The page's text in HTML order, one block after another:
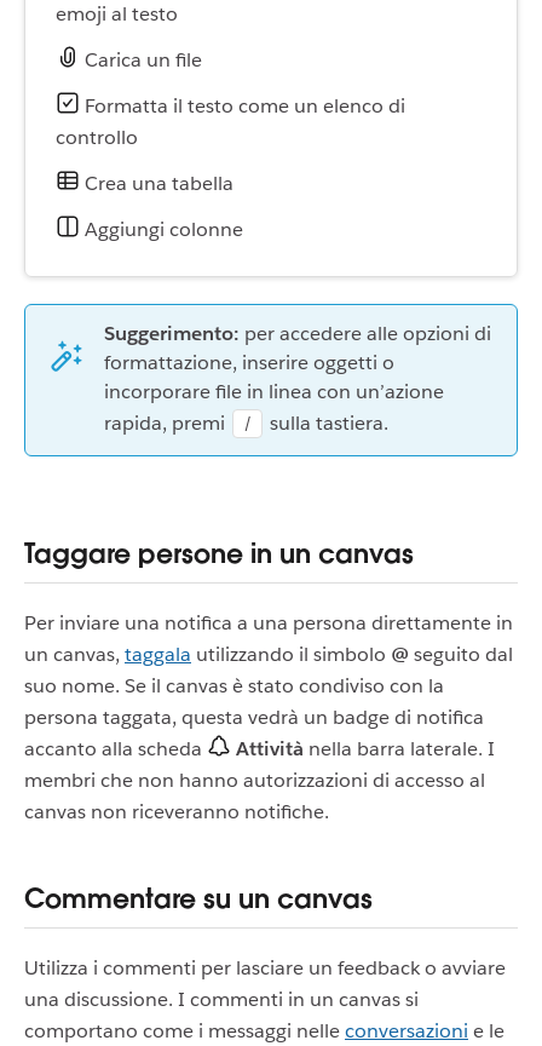
emoji al testo
Carica un file
Formatta il testo come un elenco di
controllo
Crea una tabella
Aggiungi colonne
Suggerimento: per accedere alle opzioni di
formattazione, inserire oggetti o
incorporare file in linea con un’azione
rapida, premi
/ sulla tastiera.
Taggare persone in un canvas
Per inviare una notifica a una persona direttamente in
un canvas, taggala utilizzando il simbolo @ seguito dal
suo nome. Se il canvas è stato condiviso con la
persona taggata, questa vedrà un badge di notifica
accanto alla scheda
Attività nella barra laterale. I
membri che non hanno autorizzazioni di accesso al
canvas non riceveranno notifiche.
Commentare su un canvas
Utilizza i commenti per lasciare un feedback o avviare
una discussione. I commenti in un canvas si
comportano come i messaggi nelleconversazioni e le